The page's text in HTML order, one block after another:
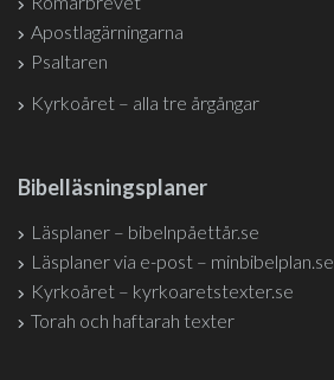
Apostlagärningarna
Psaltaren
Kyrkoåret – alla tre årgångar
Bibelläsningsplaner
Läsplaner – bibelnpåettår.se
Läsplaner via e-post – minbibelplan.se
Kyrkoåret – kyrkoaretstexter.se
Torah och haftarah texter